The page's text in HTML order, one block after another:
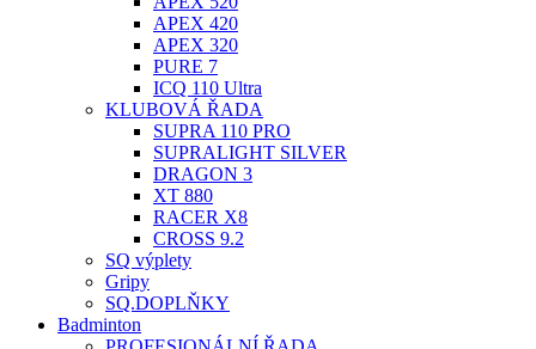
APEX 420
APEX 320
PURE 7
ICQ 110 Ultra
KLUBOVÁ ŘADA
SUPRA 110 PRO
SUPRALIGHT SILVER
DRAGON 3
XT 880
RACER X8
CROSS 9.2
SQ výplety
Gripy
SQ.DOPLŇKY
Badminton